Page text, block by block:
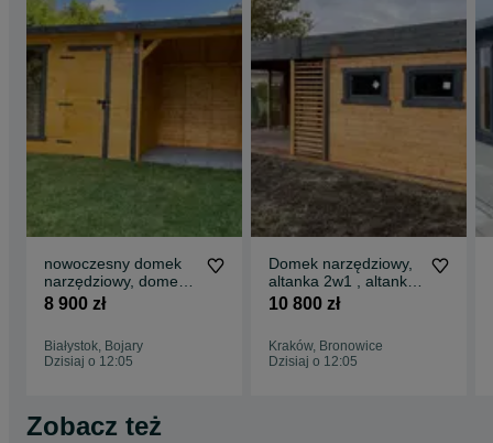
nowoczesny domek
narzędziowy, domek
2w1, altanka , altanki
8 900 zł
Białystok, Bojary
Dzisiaj o 12:05
Domek narzędziowy,
altanka 2w1 , altanki,
wiaty, altany,
10 800 zł
Kraków, Bronowice
Dzisiaj o 12:05
Zobacz też